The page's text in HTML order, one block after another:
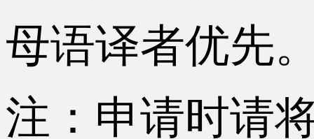
母语译者优先
注：申请时请